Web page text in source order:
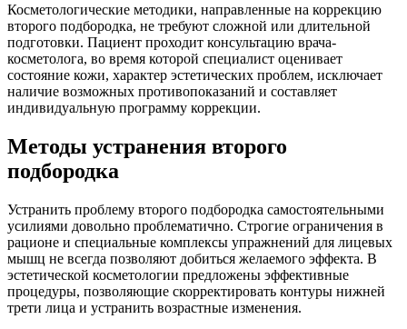
Косметологические методики, направленные на коррекцию
второго подбородка, не требуют сложной или длительной
подготовки. Пациент проходит консультацию врача-
косметолога, во время которой специалист оценивает
состояние кожи, характер эстетических проблем, исключает
наличие возможных противопоказаний и составляет
индивидуальную программу коррекции.
Методы устранения второго
подбородка
Устранить проблему второго подбородка самостоятельными
усилиями довольно проблематично. Строгие ограничения в
рационе и специальные комплексы упражнений для лицевых
мышц не всегда позволяют добиться желаемого эффекта. В
эстетической косметологии предложены эффективные
процедуры, позволяющие скорректировать контуры нижней
трети лица и устранить возрастные изменения.